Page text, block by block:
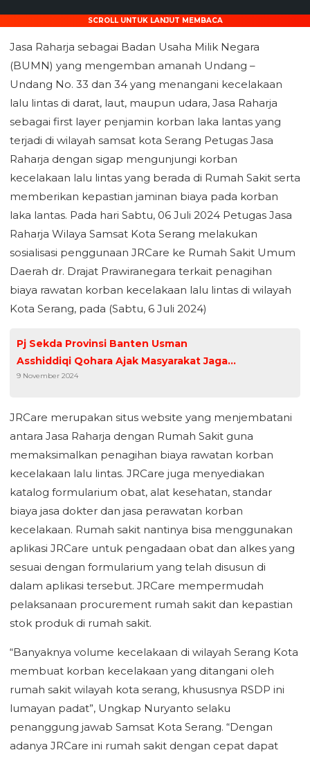
SCROLL UNTUK LANJUT MEMBACA
Jasa Raharja sebagai Badan Usaha Milik Negara
(BUMN) yang mengemban amanah Undang –
Undang No. 33 dan 34 yang menangani kecelakaan
lalu lintas di darat, laut, maupun udara, Jasa Raharja
sebagai first layer penjamin korban laka lantas yang
terjadi di wilayah samsat kota Serang Petugas Jasa
Raharja dengan sigap mengunjungi korban
kecelakaan lalu lintas yang berada di Rumah Sakit serta
memberikan kepastian jaminan biaya pada korban
laka lantas. Pada hari Sabtu, 06 Juli 2024 Petugas Jasa
Raharja Wilaya Samsat Kota Serang melakukan
sosialisasi penggunaan JRCare ke Rumah Sakit Umum
Daerah dr. Drajat Prawiranegara terkait penagihan
biaya rawatan korban kecelakaan lalu lintas di wilayah
Kota Serang, pada (Sabtu, 6 Juli 2024)
Pj Sekda Provinsi Banten Usman
Asshiddiqi Qohara Ajak Masyarakat Jaga
dan Rawat Pembangunan
9 November 2024
JRCare merupakan situs website yang menjembatani
antara Jasa Raharja dengan Rumah Sakit guna
memaksimalkan penagihan biaya rawatan korban
kecelakaan lalu lintas. JRCare juga menyediakan
katalog formularium obat, alat kesehatan, standar
biaya jasa dokter dan jasa perawatan korban
kecelakaan. Rumah sakit nantinya bisa menggunakan
aplikasi JRCare untuk pengadaan obat dan alkes yang
sesuai dengan formularium yang telah disusun di
dalam aplikasi tersebut. JRCare mempermudah
pelaksanaan procurement rumah sakit dan kepastian
stok produk di rumah sakit.
“Banyaknya volume kecelakaan di wilayah Serang Kota
membuat korban kecelakaan yang ditangani oleh
rumah sakit wilayah kota serang, khususnya RSDP ini
lumayan padat”, Ungkap Nuryanto selaku
penanggung jawab Samsat Kota Serang. “Dengan
adanya JRCare ini rumah sakit dengan cepat dapat